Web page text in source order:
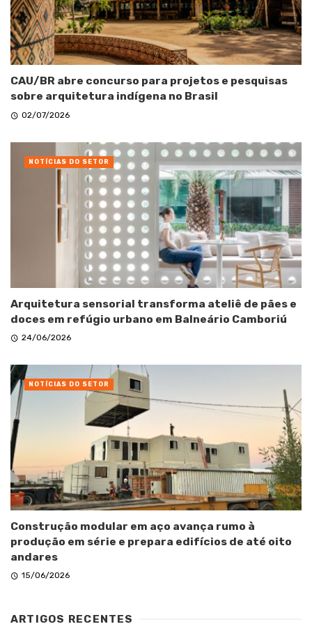
CAU/BR abre concurso para projetos e pesquisas
sobre arquitetura indígena no Brasil
02/07/2026
Arquitetura sensorial transforma ateliê de pães e
doces em refúgio urbano em Balneário Camboriú
24/06/2026
NOTÍCIAS DO SETOR
Construção modular em aço avança rumo à
produção em série e prepara edifícios de até oito
andares
15/06/2026
NOTÍCIAS DO SETOR
ARTIGOS RECENTES